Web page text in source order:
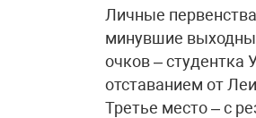
Личные
минувшие
очков – студентка
отставанием от
Третье место – с